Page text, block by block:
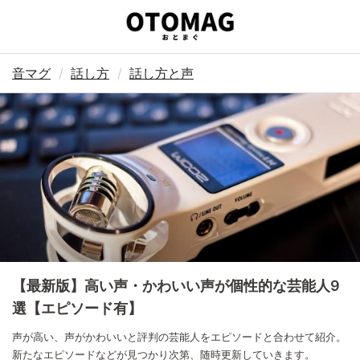
音マグ 話し方 話し方と声
【最新版】高い声・かわいい声が個性的な芸能人9
選【エピソード有】
声が高い、声がかわいいと評判の芸能人をエピソードと合わせて紹介。
新たなエピソードなどが見つかり次第、随時更新していきます。